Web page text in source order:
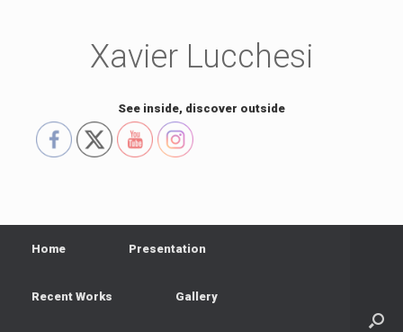
Xavier Lucchesi
See inside, discover outside
Home Presentation
Recent Works Gallery